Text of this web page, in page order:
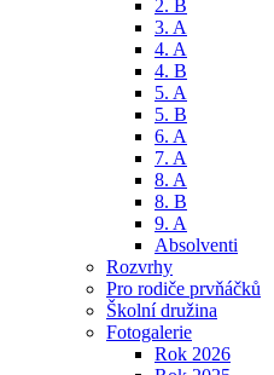
2. B
3. A
4. A
4. B
5. A
5. B
6. A
7. A
8. A
8. B
9. A
Absolventi
Rozvrhy
Pro rodiče prvňáčků
Školní družina
Fotogalerie
Rok 2026